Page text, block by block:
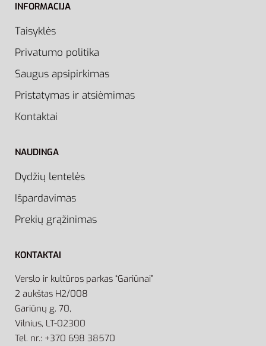
INFORMACIJA
Taisyklės
Privatumo politika
Saugus apsipirkimas
Pristatymas ir atsiėmimas
Kontaktai
NAUDINGA
Dydžių lentelės
Išpardavimas
Prekių grąžinimas
KONTAKTAI
Verslo ir kultūros parkas “Gariūnai”
2 aukštas H2/008
Gariūnų g. 70,
Vilnius, LT-02300
Tel. nr.: +370 698 38570